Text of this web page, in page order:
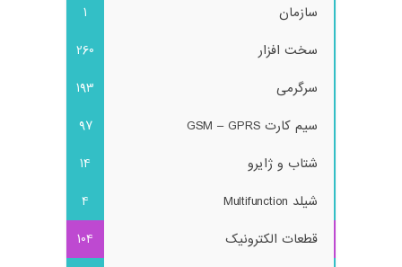
سازمان
1
سخت افزار
260
سرگرمی
193
سیم کارت GSM – GPRS
97
شتاب و ژایرو
14
شیلد Multifunction
4
قطعات الکترونیک
104